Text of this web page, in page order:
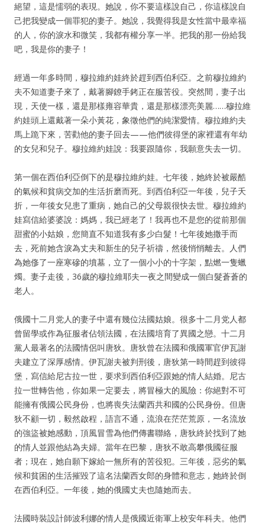
絕望，這是懦弱的表現。她說，你不要這樣說自己，你這樣說自
己把我變成一個罪犯的妻子。她說，我覺得我是女性當中最幸福
的人，你的淚水和微笑，我都有權分享一半。把我的那一份給我
吧，我是你的妻子！
經過一年多時間，穆拉維約娃終於趕到西伯利亞。之前穆拉維約
夫不知道妻子來了，戴著腳鐐手銬正在服苦役。突然間，妻子出
現，天使一樣，還是那樣雍容華貴，還是那樣漂亮美麗……穆拉維
約娃頭上還戴著一朵小黃花，象徵他們的純潔愛情。穆拉維約夫
馬上跪下來，苦勸他的妻子回去——他們彼得堡的家裡還有年幼
的女兒和兒子。穆拉維約娃說：我要跟隨你，我願意失去一切。
第一個在西伯利亞倒下的是穆拉維約娃。七年後，她終於被嚴酷
的氣候和貧病交加的生活折磨而死。到西伯利亞一年後，兒子夭
折，一年後女兒患了重病，她自己的父母親很快去世。穆拉維約
娃寫信給婆婆說：媽媽，我已經老了！我再也不是您的從前那個
甜蜜的小姑娘，您簡直不知道我有多少白髮！七年後她撒手而
去，死前她含淚為丈夫和新生的兒子祈禱，然後悄悄離去。人們
為她俢了一座寒磣的墳墓，立了一個小小的十字架，點燃一隻蠟
燭。妻子走後，36歲的穆拉維耶夫一夜之間變成一個白髮蒼蒼的
老人。
俄國十二月党人的妻子中還有幾位法國姑娘。很多十二月党人都
曾留學或作為征服者佔領法國，在法國培育了異國之戀。十二月
黨人最著名的法國情侶叫唐狄。唐狄曾在法國和俄國軍官伊瓦謝
夫建立了深厚感情。伊瓦謝夫被判刑後，唐狄第一時間趕到彼得
堡，寫信給尼古拉一世，要求到西伯利亞跟她的情人結婚。尼古
拉一世轉告他，你如果一定要去，將冒極大的風險：你絕對不可
能擁有俄國公民身份，也將喪失法蘭西共和國的公民身份。但唐
狄不顧一切，毅然啟程，語言不通，流浪在茫茫荒原，一名流放
的強盜被她感動，頂風冒雪為他們傳書聯絡，唐狄終於找到了她
的情人並跟他結為夫婦。當年在巴黎，唐狄不敢高攀俄國征服
者；現在，她自願下嫁給一無所有的苦役犯。三年後，惡劣的氣
候和貧困的生活摧毀了這名法蘭西女郎的身體和意志，她終於倒
在西伯利亞。一年後，她的俄國丈夫也隨她而去。
法國時裝設計師波利娜的情人是俄國近衛軍上校安年科夫。他們